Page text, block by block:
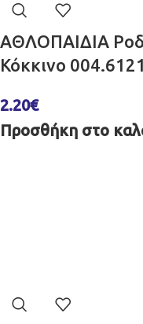
ΑΘΛΟΠΑΙΔΙΑ
Κόκκινο
2.20€
Προσθήκη στο